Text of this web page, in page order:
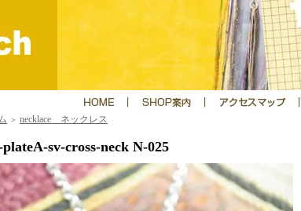
＞ necklace ネックレス
sv-cross-neck N-025